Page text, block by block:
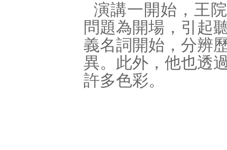
演講一開始，王
問題為開場，引起
義名詞開始，分辨
異。此外，他也透
許多色彩。